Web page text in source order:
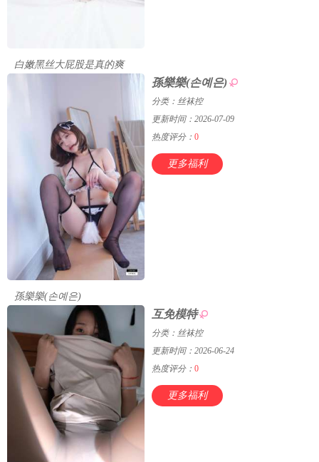
白嫩黑丝大屁股是真的爽
孫樂樂(손예은)
分类：丝袜控
更新时间：2026-07-09
热度评分：0
更多福利
孫樂樂(손예은)
互免模特
分类：丝袜控
更新时间：2026-06-24
热度评分：0
更多福利